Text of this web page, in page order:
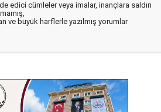
edici cümleler veya imalar, inançlara saldırı
ve büyük harflerle yazılmış yorumlar